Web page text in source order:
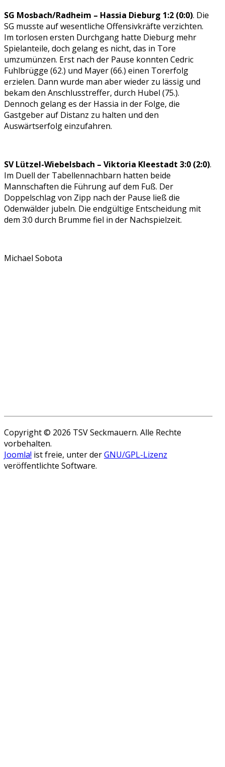
SG Mosbach/Radheim – Hassia Dieburg 1:2 (0:0). Die
SG musste auf wesentliche Offensivkräfte verzichten.
Im torlosen ersten Durchgang hatte Dieburg mehr
Spielanteile, doch gelang es nicht, das in Tore
umzumünzen. Erst nach der Pause konnten Cedric
Fuhlbrügge (62.) und Mayer (66.) einen Torerfolg
erzielen. Dann wurde man aber wieder zu lässig und
bekam den Anschlusstreffer, durch Hubel (75.).
Dennoch gelang es der Hassia in der Folge, die
Gastgeber auf Distanz zu halten und den
Auswärtserfolg einzufahren.
SV Lützel-Wiebelsbach – Viktoria Kleestadt 3:0 (2:0).
Im Duell der Tabellennachbarn hatten beide
Mannschaften die Führung auf dem Fuß. Der
Doppelschlag von Zipp nach der Pause ließ die
Odenwälder jubeln. Die endgültige Entscheidung mit
dem 3:0 durch Brumme fiel in der Nachspielzeit.
Michael Sobota
Copyright © 2026 TSV Seckmauern. Alle Rechte
vorbehalten.
Joomla! ist freie, unter derGNU/GPL-Lizenz
veröffentlichte Software.